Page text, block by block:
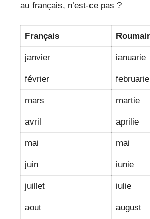
au français, n’est-ce pas ?
Français
janvier ianuarie
février februarie
mars martie
avril aprilie
mai mai
juin iunie
juillet iulie
aout august